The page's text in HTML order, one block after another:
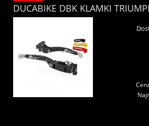
DUCABIKE DBK KLAMKI